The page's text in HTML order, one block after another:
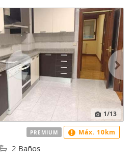
1/13
2 Baños
PREMIUM Máx. 10km